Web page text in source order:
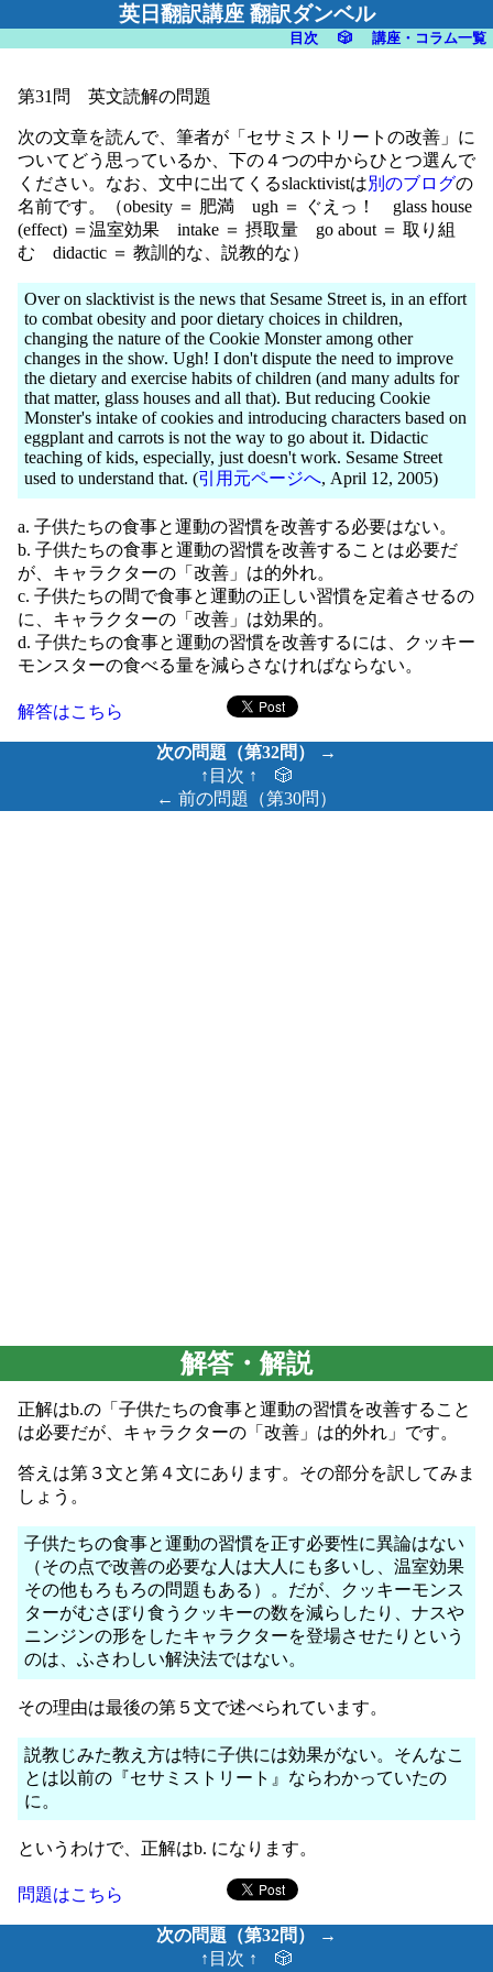
英日翻訳講座 翻訳ダンベル
目次 🎲 講座・コラム一覧
第31問 英文読解の問題
次の文章を読んで、筆者が「セサミストリートの改善」に
ついてどう思っているか、下の４つの中からひとつ選んで
ください。なお、文中に出てくるslacktivistは別のブログの
名前です。（obesity ＝ 肥満 ugh ＝ ぐえっ！ glass house
(effect) ＝温室効果 intake ＝ 摂取量 go about ＝ 取り組
む didactic ＝ 教訓的な、説教的な）
Over on slacktivist is the news that Sesame Street is, in an effort
to combat obesity and poor dietary choices in children,
changing the nature of the Cookie Monster among other
changes in the show. Ugh! I don't dispute the need to improve
the dietary and exercise habits of children (and many adults for
that matter, glass houses and all that). But reducing Cookie
Monster's intake of cookies and introducing characters based on
eggplant and carrots is not the way to go about it. Didactic
teaching of kids, especially, just doesn't work. Sesame Street
used to understand that. (引用元ページへ, April 12, 2005)
a. 子供たちの食事と運動の習慣を改善する必要はない。
b. 子供たちの食事と運動の習慣を改善することは必要だ
が、キャラクターの「改善」は的外れ。
c. 子供たちの間で食事と運動の正しい習慣を定着させるの
に、キャラクターの「改善」は効果的。
d. 子供たちの食事と運動の習慣を改善するには、クッキー
モンスターの食べる量を減らさなければならない。
解答はこちら
次の問題（第32問） →
↑目次 ↑
🎲
← 前の問題（第30問）
解答・解説
正解はb.の「子供たちの食事と運動の習慣を改善すること
は必要だが、キャラクターの「改善」は的外れ」です。
答えは第３文と第４文にあります。その部分を訳してみま
しょう。
子供たちの食事と運動の習慣を正す必要性に異論はない
（その点で改善の必要な人は大人にも多いし、温室効果
その他もろもろの問題もある）。だが、クッキーモンス
ターがむさぼり食うクッキーの数を減らしたり、ナスや
ニンジンの形をしたキャラクターを登場させたりという
のは、ふさわしい解決法ではない。
その理由は最後の第５文で述べられています。
説教じみた教え方は特に子供には効果がない。そんなこ
とは以前の『セサミストリート』ならわかっていたの
に。
というわけで、正解はb. になります。
問題はこちら
次の問題（第32問） →
↑目次 ↑
🎲